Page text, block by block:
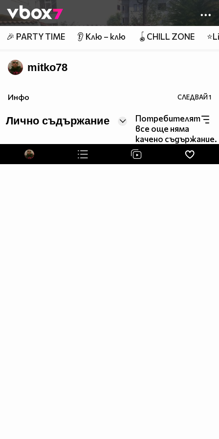
👾
🎉 PARTY TIME 👂 Клю – клю 🪀CHILL ZONE
mitko78
Инфо СЛЕДВАЙ1
Лично съдържание
Потребителят
все още няма
качено съдържание.